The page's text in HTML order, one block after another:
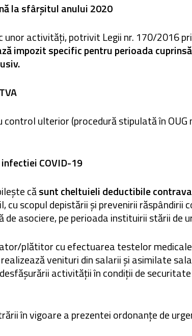
la sfârșitul anului 2020
activități, potrivit Legii nr. 170/2016
impozit specific pentru perioada
ulterior (procedură stipulată în
COVID-19
căsunt cheltuieli deductibile
scopul depistării și prevenirii răspândirii
asociere, pe perioada instituirii stării de
plătitor cu efectuarea testelor medicale
venituri din salarii și asimilate
activității în condiții de
în vigoare a prezentei ordonanțe de